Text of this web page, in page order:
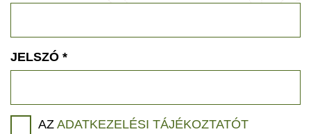
JELSZÓ *
AZ ADATKEZELÉSI TÁJÉKOZTATÓT